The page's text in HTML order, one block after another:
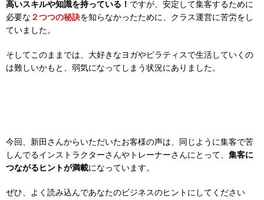
高いスキルや知識を持っている！ ですが、安定して集客するために
必要な ２つつの秘訣を知らなかったために、クラス運営に苦労をし
ていました。
そしてこのままでは、大好きなヨガやピラティスで生活していくの
は難しいかもと、弱気になってしまう状況にありました。
今回、新田さんからいただいたお客様の声は、同じように集客で苦
しんでるインストラクターさんやトレーナーさんにとって、 集客に
つながるヒントが満載になっています。
ぜひ、よく読み込んであなたのビジネスのヒントにしてください